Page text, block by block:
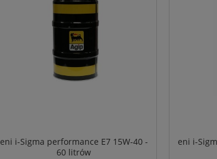
eni i-Sigma performance E7 15W-40 -
60 litrów
eni i-